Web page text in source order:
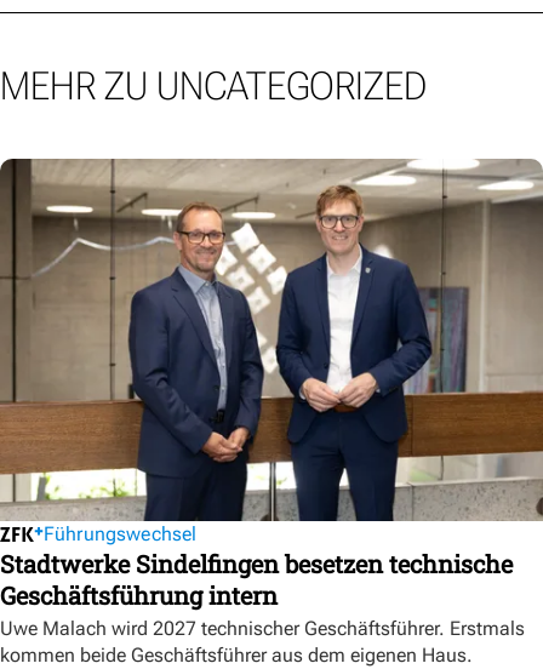
MEHR ZU UNCATEGORIZED
Führungswechsel
Stadtwerke Sindelfingen besetzen technische
Geschäftsführung intern
Uwe Malach wird 2027 technischer Geschäftsführer. Erstmals
kommen beide Geschäftsführer aus dem eigenen Haus.